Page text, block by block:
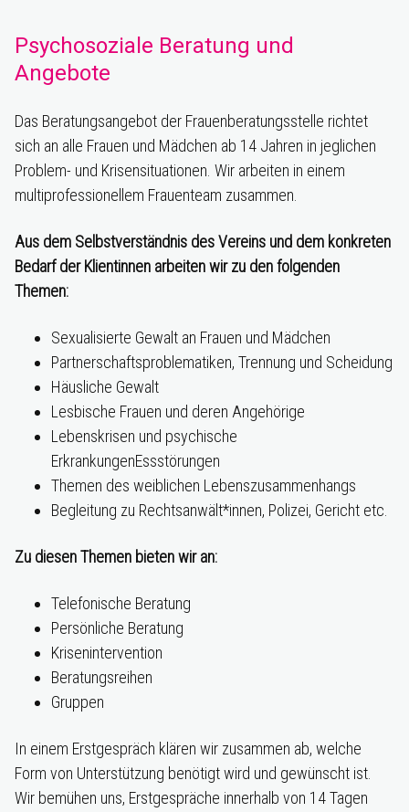
Psychosoziale Beratung und
Angebote
Das Beratungsangebot der Frauenberatungsstelle richtet
sich an alle Frauen und Mädchen ab 14 Jahren in jeglichen
Problem- und Krisensituationen. Wir arbeiten in einem
multiprofessionellem Frauenteam zusammen.
Aus dem Selbstverständnis des Vereins und dem konkreten
Bedarf der Klientinnen arbeiten wir zu den folgenden
Themen:
Sexualisierte Gewalt an Frauen und Mädchen
Partnerschaftsproblematiken, Trennung und Scheidung
Häusliche Gewalt
Lesbische Frauen und deren Angehörige
Lebenskrisen und psychische
ErkrankungenEssstörungen
Themen des weiblichen Lebenszusammenhangs
Begleitung zu Rechtsanwält*innen, Polizei, Gericht etc.
Zu diesen Themen bieten wir an:
Telefonische Beratung
Persönliche Beratung
Krisenintervention
Beratungsreihen
Gruppen
In einem Erstgespräch klären wir zusammen ab, welche
Form von Unterstützung benötigt wird und gewünscht ist.
Wir bemühen uns, Erstgespräche innerhalb von 14 Tagen